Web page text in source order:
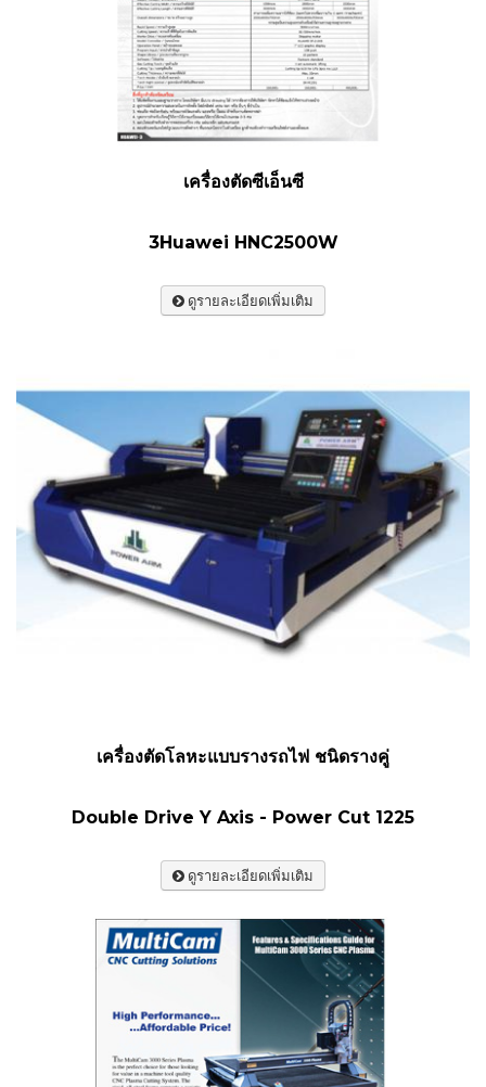
เครื่องตัดซีเอ็นซี
3Huawei HNC2500W
ดูรายละเอียดเพิ่มเติม
เครื่องตัดโลหะแบบรางรถไฟ ชนิดรางคู่
Double Drive Y Axis - Power Cut 1225
ดูรายละเอียดเพิ่มเติม